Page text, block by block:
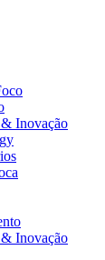
Inovação
Inovação